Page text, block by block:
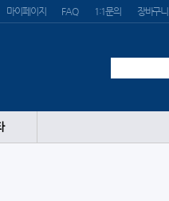
마이페이지 FAQ 1:1문의 장바구니